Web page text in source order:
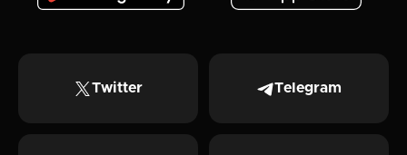
Twitter Telegram